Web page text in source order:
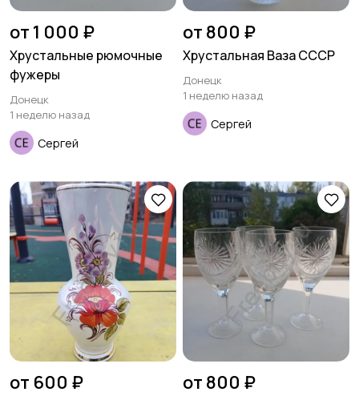
Сад и огород Садовая мебель
Шкафы и комоды Другое
от 1 000 ₽
Хрустальные рюмочные
фужеры
Донецк
1 неделю назад
Сергей
от 800 ₽
Хрустальная Ваза СССР
Донецк
1 неделю назад
Сергей
от 600 ₽ от 800 ₽